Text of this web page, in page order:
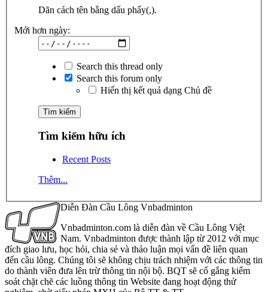
Dãn cách tên bằng dấu phẩy(,).
Mới hơn ngày:
Search this thread only
Search this forum only
Hiển thị kết quả dạng Chủ đề
Tìm kiếm hữu ích
Recent Posts
Thêm...
Diễn Đàn Cầu Lông Vnbadminton
Vnbadminton.com là diễn đàn về Cầu Lông Việt
Nam. Vnbadminton được thành lập từ 2012 với mục
đích giao lưu, học hỏi, chia sẻ và thảo luận mọi vấn đề liên quan
đến cầu lông. Chúng tôi sẽ không chịu trách nhiệm với các thông tin
do thành viên đưa lên trừ thông tin nội bộ. BQT sẽ cố gắng kiểm
soát chặt chẽ các luồng thông tin Website đang hoạt động thử